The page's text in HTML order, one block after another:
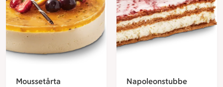
Moussetårta
Napoleonstubbe